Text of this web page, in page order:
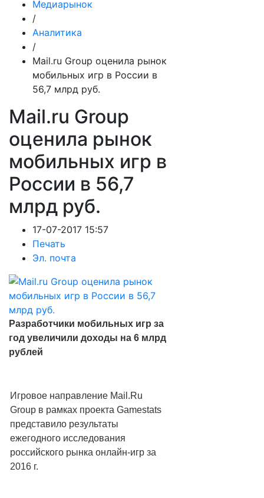
Медиарынок
/
Аналитика
/
Mail.ru Group оценила рынок
мобильных игр в России в
56,7 млрд руб.
Mail.ru Group
оценила рынок
мобильных игр в
России в 56,7
млрд руб.
17-07-2017 15:57
Печать
Эл. почта
Разработчики мобильных игр за
год увеличили доходы на 6 млрд
рублей
Игровое направление Mail.Ru
Group в рамках проекта Gamestats
представило результаты
ежегодного исследования
российского рынка онлайн-игр за
2016 г.